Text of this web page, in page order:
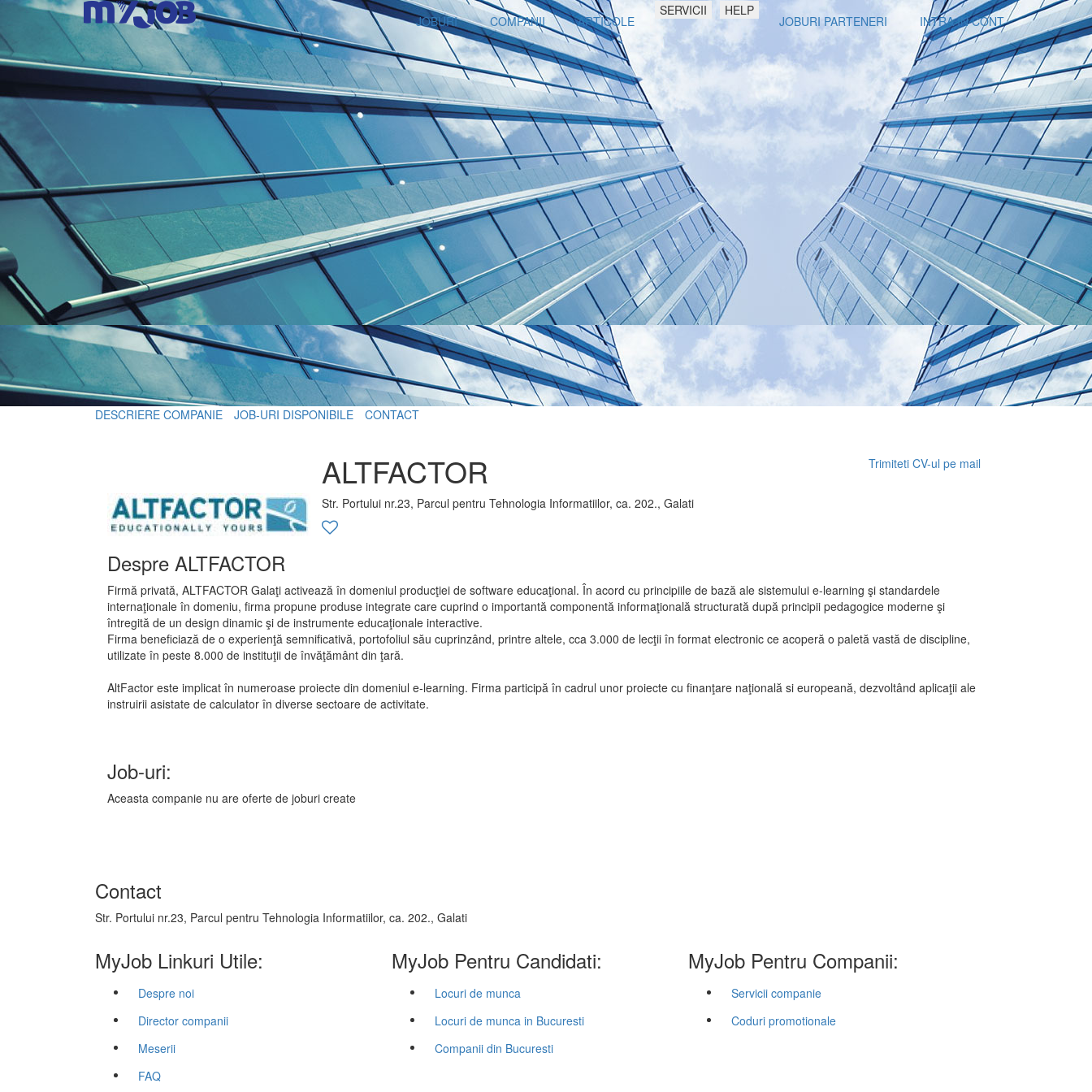
JOBURI COMPANII ARTICOLE
SERVICII HELP
JOBURI PARTENERI INTRA IN CONT
DESCRIERE COMPANIE JOB-URI DISPONIBILE CONTACT
ALTFACTOR
Str. Portului nr.23, Parcul pentru Tehnologia Informatiilor, ca. 202., Galati
Trimiteti CV-ul pe mail
Despre ALTFACTOR
Firmă privată, ALTFACTOR Galaţi activează în domeniul producţiei de software educaţional. În acord cu principiile de bază ale sistemului e-learning şi standardele
internaţionale în domeniu, firma propune produse integrate care cuprind o importantă componentă informaţională structurată după principii pedagogice moderne şi
întregită de un design dinamic şi de instrumente educaţionale interactive.
Firma beneficiază de o experienţă semnificativă, portofoliul său cuprinzând, printre altele, cca 3.000 de lecţii în format electronic ce acoperă o paletă vastă de discipline,
utilizate în peste 8.000 de instituţii de învăţământ din ţară.
AltFactor este implicat în numeroase proiecte din domeniul e-learning. Firma participă în cadrul unor proiecte cu finanţare naţională si europeană, dezvoltând aplicaţii ale
instruirii asistate de calculator în diverse sectoare de activitate.
Job-uri:
Aceasta companie nu are oferte de joburi create
Contact
Str. Portului nr.23, Parcul pentru Tehnologia Informatiilor, ca. 202., Galati
MyJob Linkuri Utile:
Despre noi
Director companii
Meserii
FAQ
MyJob Pentru Candidati:
Locuri de munca
Locuri de munca in Bucuresti
Companii din Bucuresti
MyJob Pentru Companii:
Servicii companie
Coduri promotionale